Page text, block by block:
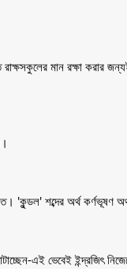
মান রক্ষা করার
'কুন্ডল' শব্দের অর্থ কর্ণভূষণ
এই ভেবেই ইন্দ্রজিৎ